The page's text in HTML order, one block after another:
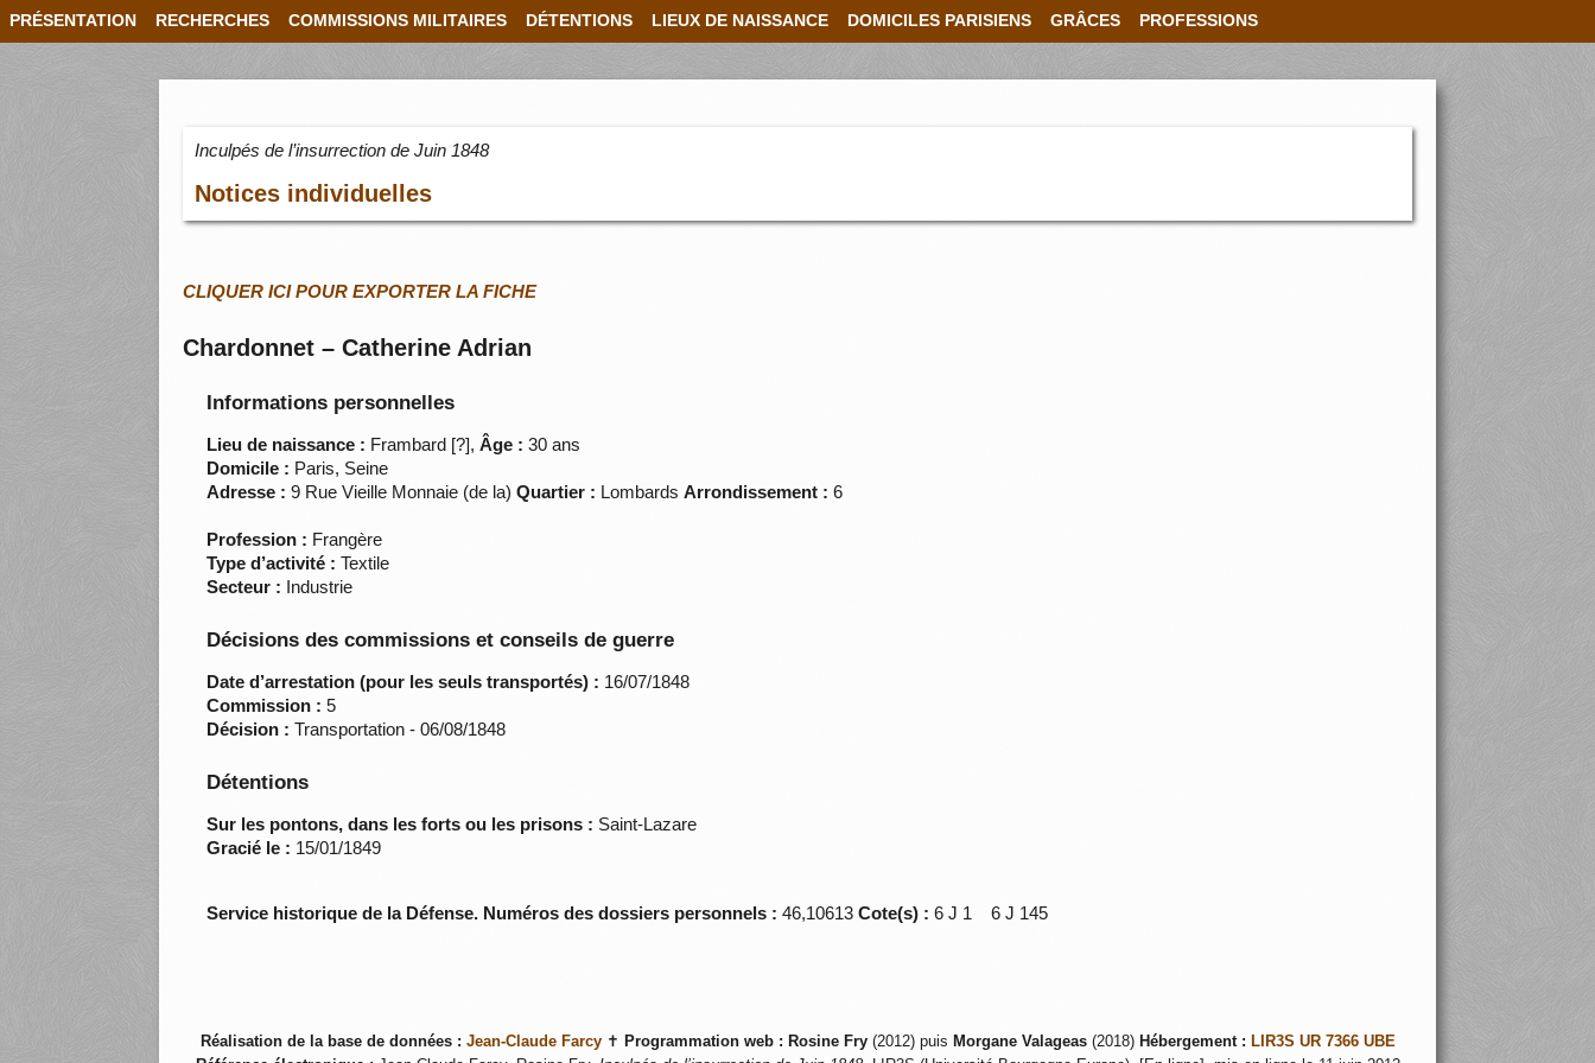
PRÉSENTATION RECHERCHES COMMISSIONS MILITAIRES DÉTENTIONS LIEUX DE NAISSANCE DOMICILES PARISIENS GRÂCES PROFESSIONS
Inculpés de l’insurrection de Juin 1848
Notices individuelles
CLIQUER ICI POUR EXPORTER LA FICHE
Chardonnet – Catherine Adrian
Informations personnelles
Lieu de naissance : Frambard [?],Âge : 30 ans
Domicile : Paris, Seine
Adresse : 9 Rue Vieille Monnaie (de la)Quartier : LombardsArrondissement : 6
Profession : Frangère
Type d’activité : Textile
Secteur : Industrie
Décisions des commissions et conseils de guerre
Date d’arrestation (pour les seuls transportés) : 16/07/1848
Commission : 5
Décision : Transportation - 06/08/1848
Détentions
Sur les pontons, dans les forts ou les prisons : Saint-Lazare
Gracié le : 15/01/1849
Service historique de la Défense. Numéros des dossiers personnels :46,10613Cote(s) : 6 J 1 6 J 145
Réalisation de la base de données : Jean-Claude Farcy✝ Programmation web : Rosine Fry(2012) puis Morgane Valageas(2018) Hébergement : LIR3S UR 7366 UBE